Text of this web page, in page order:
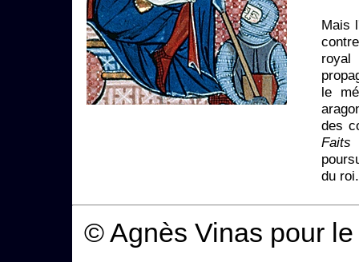
Mais
le
des
Faits
du roi.
© Agnès Vinas pour le